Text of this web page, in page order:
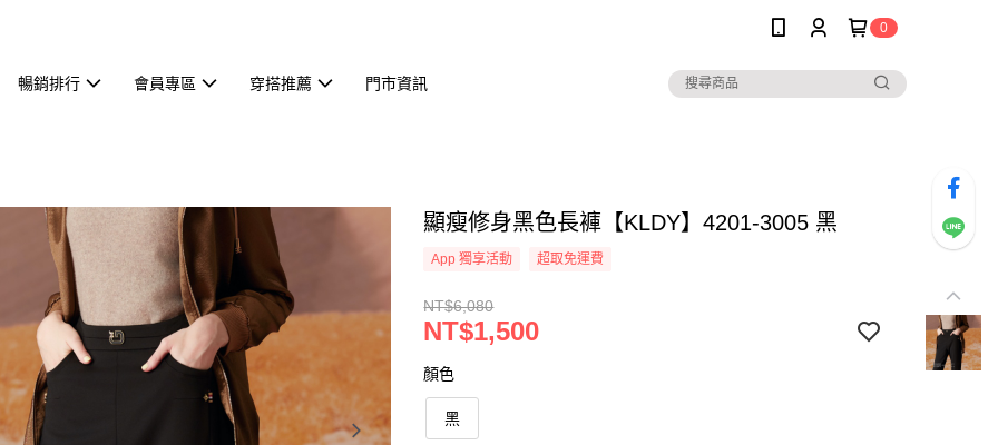
0
暢銷排行 會員專區 穿搭推薦 門市資訊
顯瘦修身黑色長褲【KLDY】4201-3005 黑
App 獨享活動 超取免運費
NT$6,080
NT$1,500
顏色
黑